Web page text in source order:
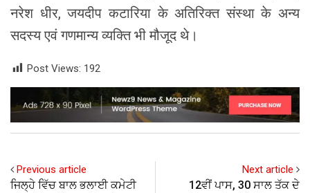
नरेश धीर, जयदीप कटारिया के अतिरिक्त संस्था के अन्य
सदस्य एवं गणमान्य व्यक्ति भी मौजूद थे।
Post Views: 192
Previous article
ਜਿਲ੍ਹੇ ਵਿੱਚ ਬਾਲ ਭਲਾਈ ਕਮੇਟੀ
Next article
12ਵੀਂ ਪਾਸ, 30 ਸਾਲ ਤੱਕ ਦੇ